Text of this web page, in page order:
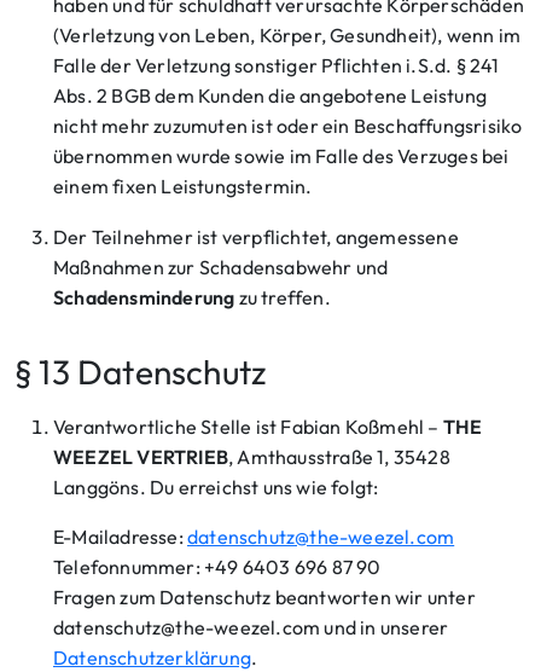
haben und für schuldhaft verursachte Körperschäden
(Verletzung von Leben, Körper, Gesundheit), wenn im
Falle der Verletzung sonstiger Pflichten i.S.d. § 241
Abs. 2 BGB dem Kunden die angebotene Leistung
nicht mehr zuzumuten ist oder ein Beschaffungsrisiko
übernommen wurde sowie im Falle des Verzuges bei
einem fixen Leistungstermin.
Der Teilnehmer ist verpflichtet, angemessene
Maßnahmen zur Schadensabwehr und
Schadensminderung zu treffen.
§ 13 Datenschutz
Verantwortliche Stelle ist Fabian Koßmehl – THE
WEEZEL VERTRIEB, Amthausstraße 1, 35428
Langgöns. Du erreichst uns wie folgt:
E-Mailadresse: datenschutz@the-weezel.com
Telefonnummer: +49 6403 696 87 90
Fragen zum Datenschutz beantworten wir unter
datenschutz@the-weezel.com und in unserer
Datenschutzerklärung.